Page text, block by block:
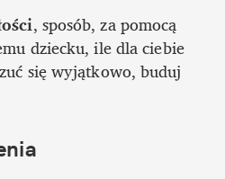
, sposób, za pomocą
dziecku, ile dla ciebie
się wyjątkowo, buduj